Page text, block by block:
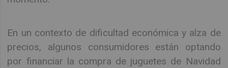
En un contexto de dificultad económica y alza de
precios, algunos consumidores están optando
por financiar la compra de juguetes de Navidad